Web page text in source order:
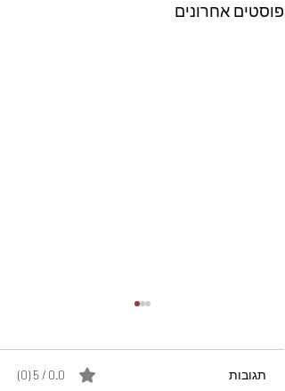
פוסטים אחרונים
תגובות 0.0 / 5 ‏(0)